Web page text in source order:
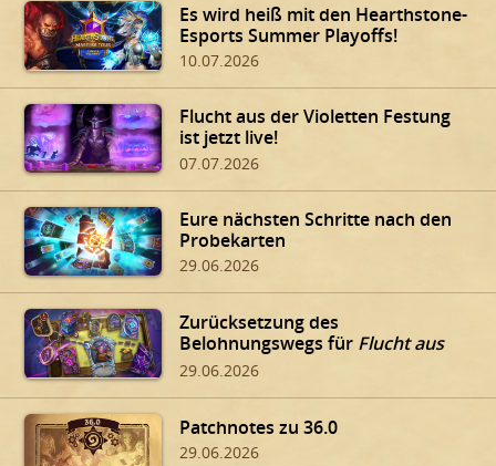
Es wird heiß mit den Hearthstone-
Esports Summer Playoffs!
10.07.2026
Flucht aus der Violetten Festung
ist jetzt live!
07.07.2026
Eure nächsten Schritte nach den
Probekarten
29.06.2026
Zurücksetzung des
Belohnungswegs für Flucht aus
der Violetten Festung
29.06.2026
Patchnotes zu 36.0
29.06.2026